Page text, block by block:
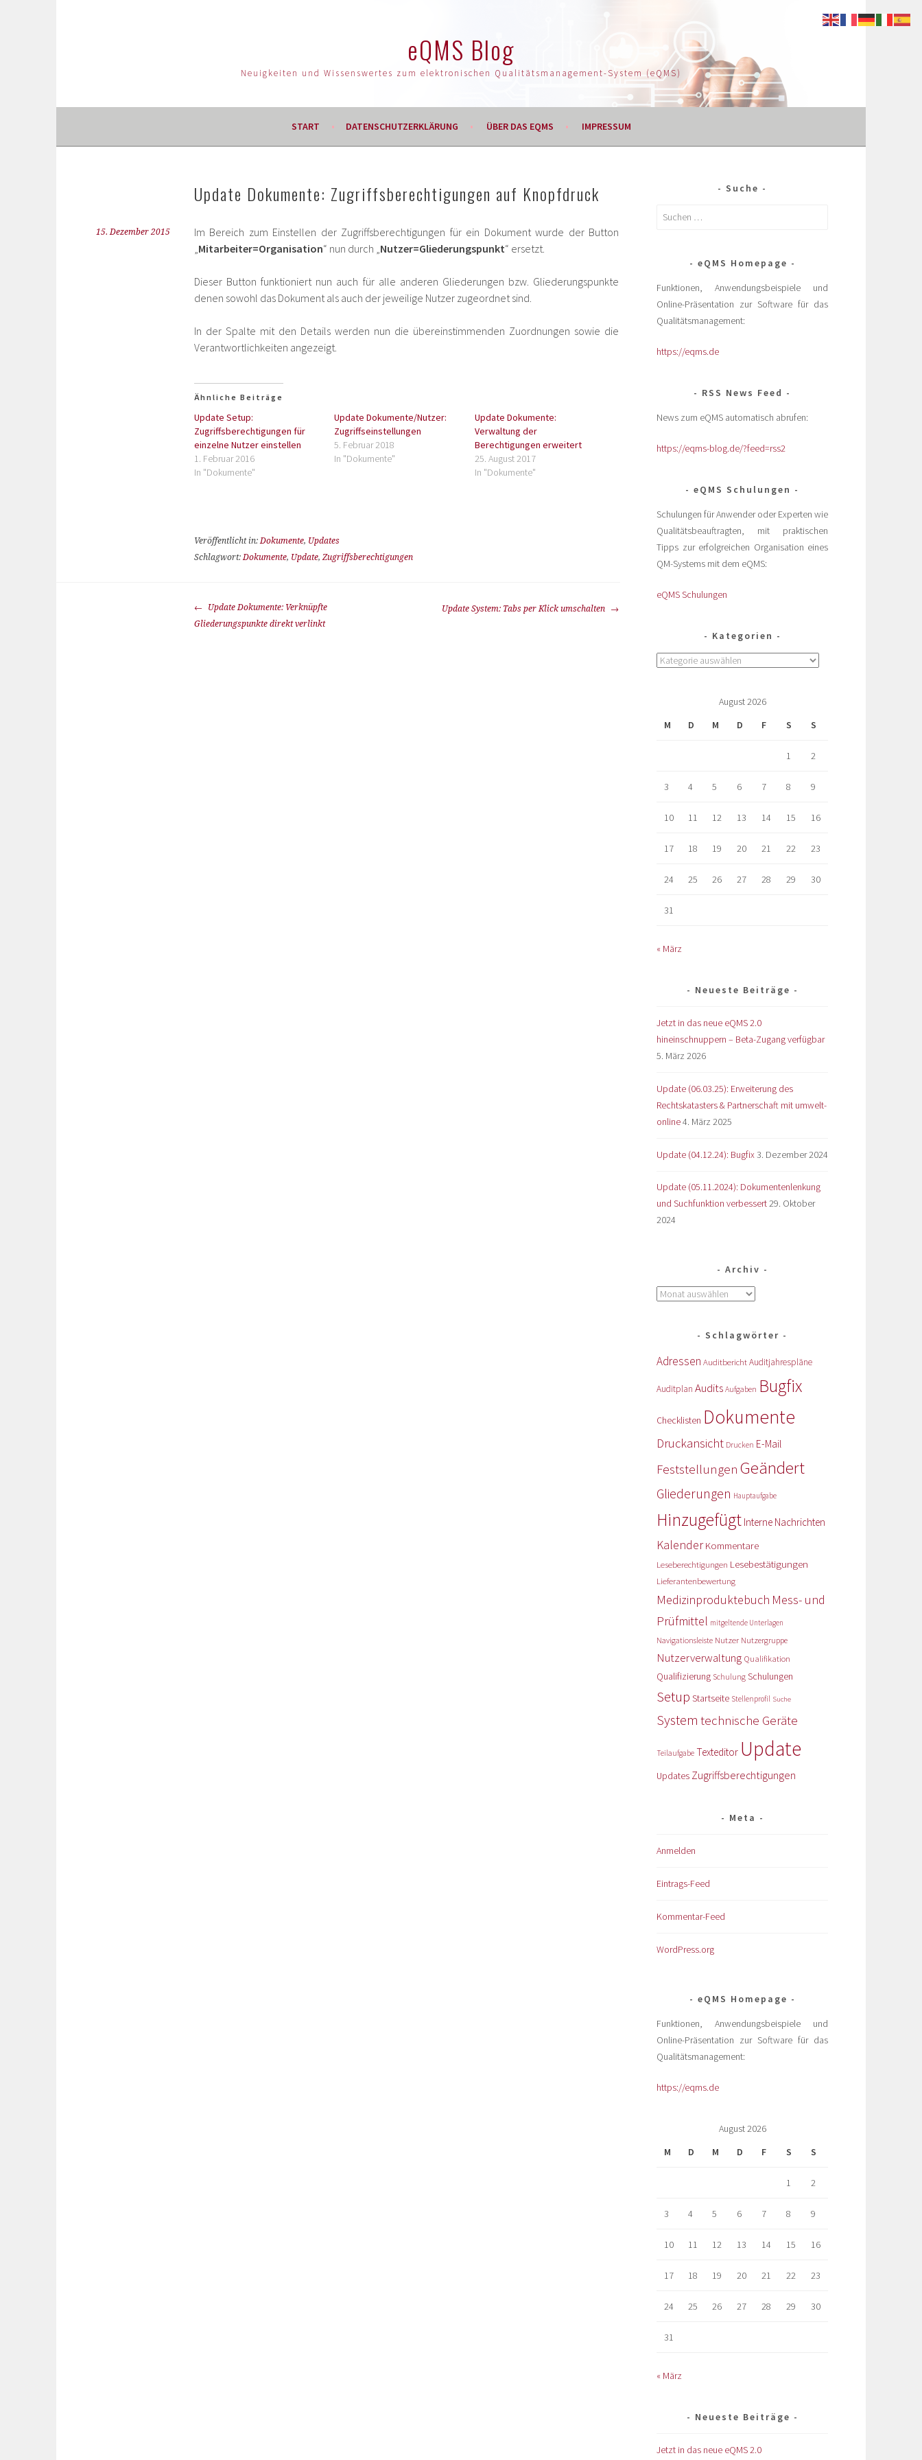
eQMS Blog
Neuigkeiten und Wissenswertes zum elektronischen Qualitätsmanagement-System (eQMS)
START DATENSCHUTZERKLÄRUNG ÜBER DAS EQMS IMPRESSUM
Update Dokumente: Zugriffsberechtigungen auf Knopfdruck
15. Dezember 2015
Im Bereich zum Einstellen der Zugriffsberechtigungen für ein Dokument wurde der Button
„Mitarbeiter=Organisation“ nun durch „Nutzer=Gliederungspunkt“ ersetzt.
Dieser Button funktioniert nun auch für alle anderen Gliederungen bzw. Gliederungspunkte
denen sowohl das Dokument als auch der jeweilige Nutzer zugeordnet sind.
In der Spalte mit den Details werden nun die übereinstimmenden Zuordnungen sowie die
Verantwortlichkeiten angezeigt.
Ähnliche Beiträge
Update Setup:
Zugriffsberechtigungen für
einzelne Nutzer einstellen
1. Februar 2016
In "Dokumente"
Update Dokumente/Nutzer:
Zugriffseinstellungen
5. Februar 2018
In "Dokumente"
Update Dokumente:
Verwaltung der
Berechtigungen erweitert
25. August 2017
In "Dokumente"
Veröffentlicht in:Dokumente, Updates
Schlagwort:Dokumente, Update, Zugriffsberechtigungen
Update Dokumente: Verknüpfte
Gliederungspunkte direkt verlinkt
Update System: Tabs per Klick umschalten
Suche
eQMS Homepage
Funktionen, Anwendungsbeispiele und
Online-Präsentation zur Software für das
Qualitätsmanagement:
https://eqms.de
RSS News Feed
News zum eQMS automatisch abrufen:
https://eqms-blog.de/?feed=rss2
eQMS Schulungen
Schulungen für Anwender oder Experten wie
Qualitätsbeauftragten, mit praktischen
Tipps zur erfolgreichen Organisation eines
QM-Systems mit dem eQMS:
eQMS Schulungen
Kategorien
August 2026
M
D M D F S S
1 2
3 4 5 6 7 8 9
10 11 12 13 14 15 16
17 18 19 20 21 22 23
24 25 26 27 28 29 30
31
« März
Neueste Beiträge
Jetzt in das neue eQMS 2.0
hineinschnuppern – Beta-Zugang verfügbar
5. März 2026
Update (06.03.25): Erweiterung des
Rechtskatasters & Partnerschaft mit umwelt-
online4. März 2025
Update (04.12.24): Bugfix 3. Dezember 2024
Update (05.11.2024): Dokumentenlenkung
und Suchfunktion verbessert29. Oktober
2024
Archiv
Schlagwörter
Adressen AuditberichtAuditjahrespläne
Auditplan Audits Aufgaben Bugfix
Checklisten Dokumente
Druckansicht Drucken E-Mail
Feststellungen Geändert
Gliederungen Hauptaufgabe
Hinzugefügt Interne Nachrichten
Kalender Kommentare
Leseberechtigungen Lesebestätigungen
Lieferantenbewertung
Medizinproduktebuch Mess- und
Prüfmittel mitgeltende Unterlagen
Navigationsleiste Nutzer Nutzergruppe
Nutzerverwaltung Qualifikation
Qualifizierung Schulung Schulungen
Setup Startseite Stellenprofil Suche
System technische Geräte
Teilaufgabe Texteditor Update
Updates Zugriffsberechtigungen
Meta
Anmelden
Eintrags-Feed
Kommentar-Feed
WordPress.org
eQMS Homepage
Funktionen, Anwendungsbeispiele und
Online-Präsentation zur Software für das
Qualitätsmanagement:
https://eqms.de
August 2026
M
D M D F S S
1 2
3 4 5 6 7 8 9
10 11 12 13 14 15 16
17 18 19 20 21 22 23
24 25 26 27 28 29 30
31
« März
Neueste Beiträge
Jetzt in das neue eQMS 2.0